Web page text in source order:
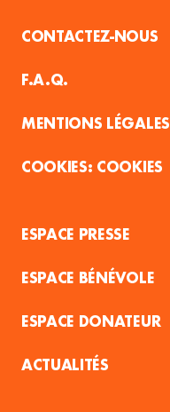
CONTACTEZ-NOUS
F.A.Q.
MENTIONS LÉGALES
COOKIES
ESPACE PRESSE
ESPACE BÉNÉVOLE
ESPACE DONATEUR
ACTUALITÉS